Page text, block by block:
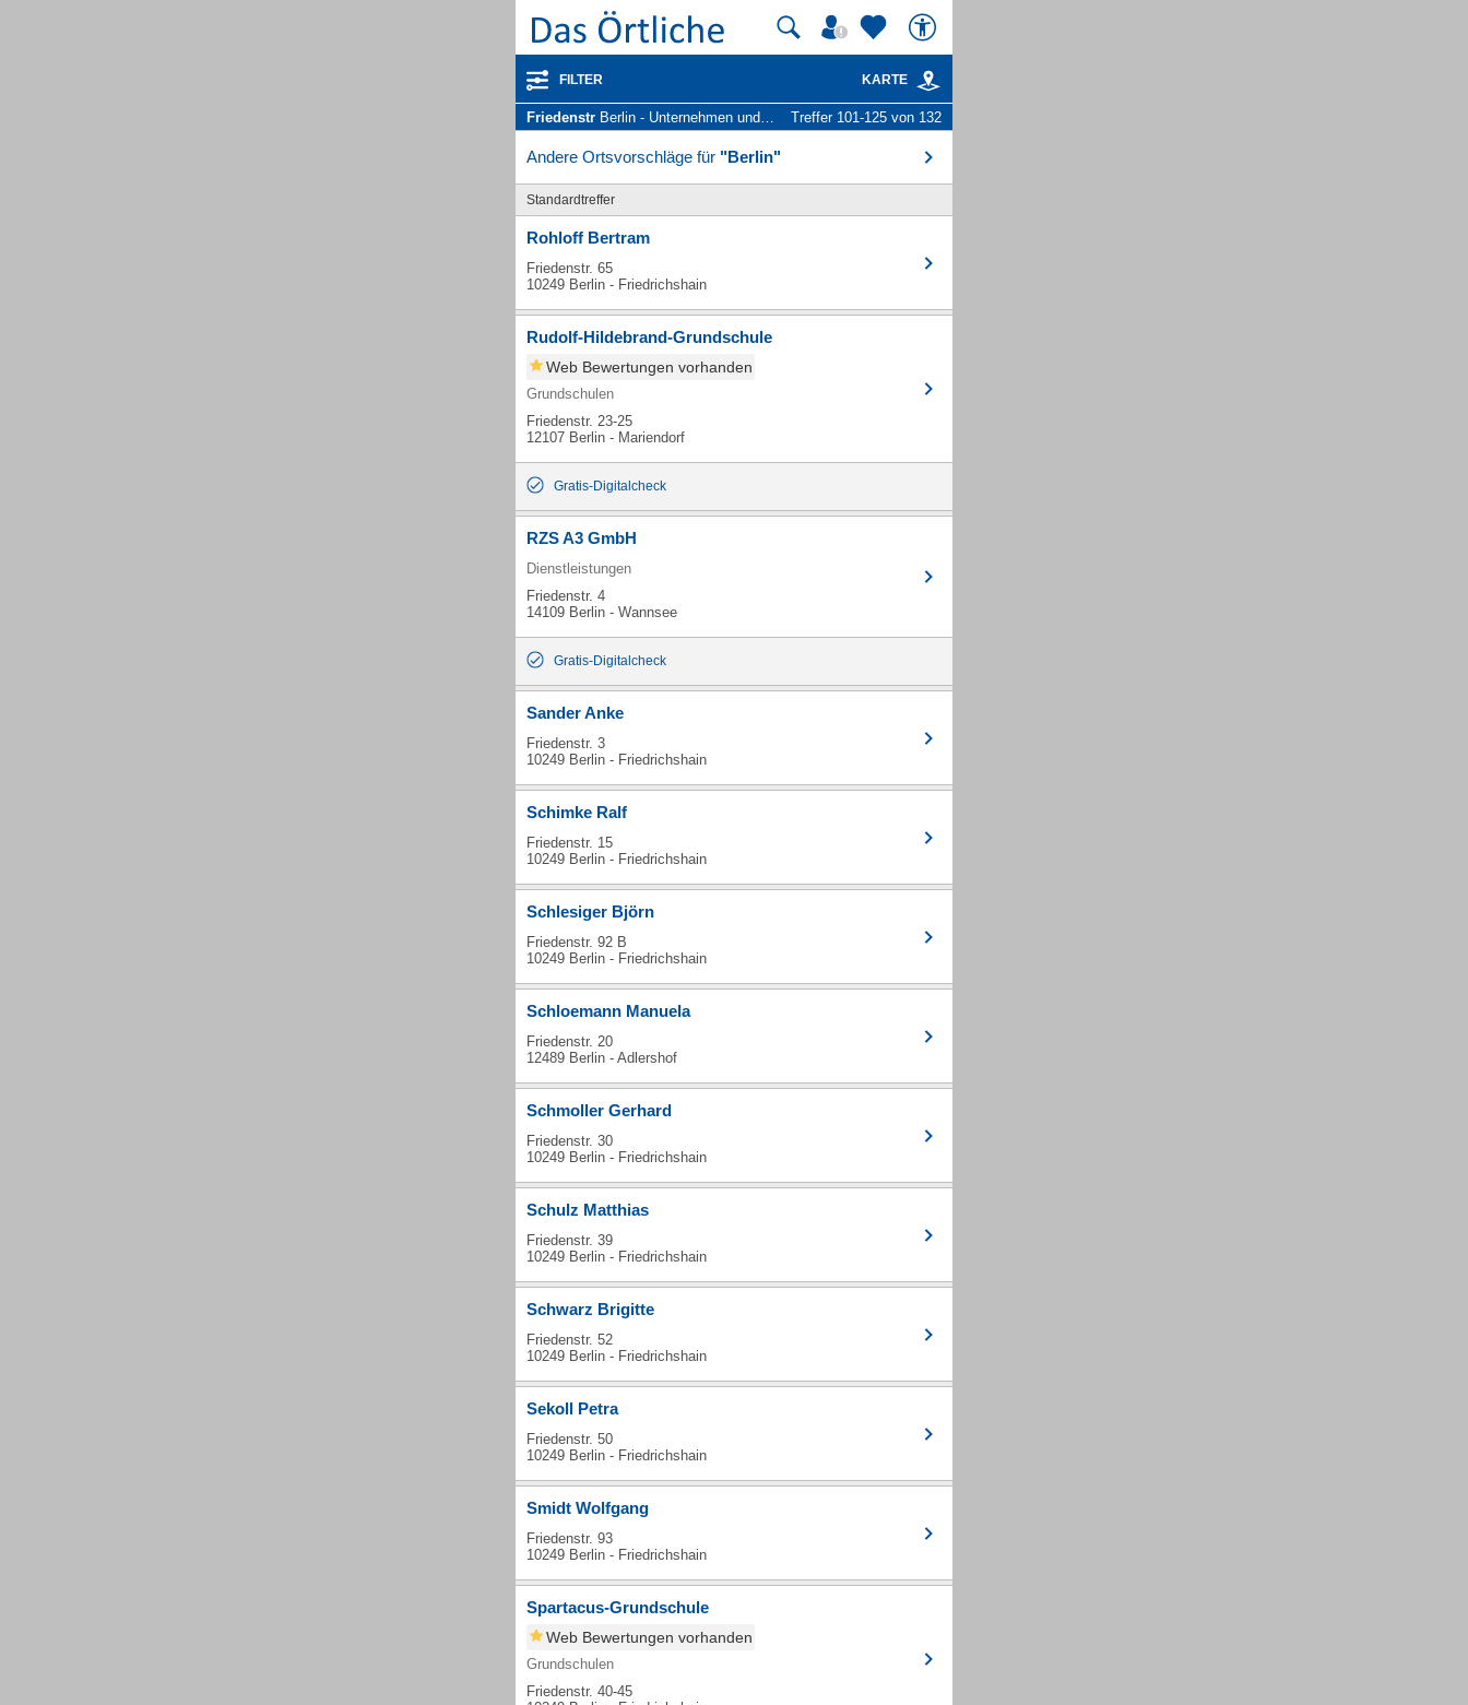
FILTER KARTE
Friedenstr Berlin - Unternehmen und Personen Treffer 101-125 von 132
Andere Ortsvorschläge für "Berlin"
Standardtreffer
Rohloff Bertram
Friedenstr. 65
10249 Berlin - Friedrichshain
Rudolf-Hildebrand-Grundschule
Web Bewertungen vorhanden
Grundschulen
Friedenstr. 23-25
12107 Berlin - Mariendorf
Gratis-Digitalcheck
RZS A3 GmbH
Dienstleistungen
Friedenstr. 4
14109 Berlin - Wannsee
Gratis-Digitalcheck
Sander Anke
Friedenstr. 3
10249 Berlin - Friedrichshain
Schimke Ralf
Friedenstr. 15
10249 Berlin - Friedrichshain
Schlesiger Björn
Friedenstr. 92 B
10249 Berlin - Friedrichshain
Schloemann Manuela
Friedenstr. 20
12489 Berlin - Adlershof
Schmoller Gerhard
Friedenstr. 30
10249 Berlin - Friedrichshain
Schulz Matthias
Friedenstr. 39
10249 Berlin - Friedrichshain
Schwarz Brigitte
Friedenstr. 52
10249 Berlin - Friedrichshain
Sekoll Petra
Friedenstr. 50
10249 Berlin - Friedrichshain
Smidt Wolfgang
Friedenstr. 93
10249 Berlin - Friedrichshain
Spartacus-Grundschule
Web Bewertungen vorhanden
Grundschulen
Friedenstr. 40-45